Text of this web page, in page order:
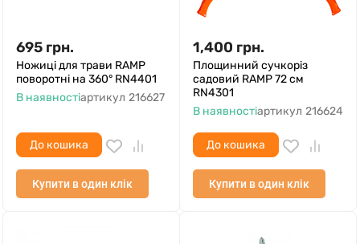
695 грн.
Ножиці для трави RAMP
поворотні на 360° RN4401
В наявностіартикул 216627
До кошика
Купити в один клік
1,400 грн.
Площинний сучкоріз
садовий RAMP 72 см
RN4301
В наявностіартикул 216624
До кошика
Купити в один клік